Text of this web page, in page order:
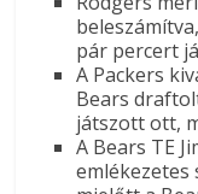
pár percert
A Packers
Bears
játszott ott,
A Bears TE